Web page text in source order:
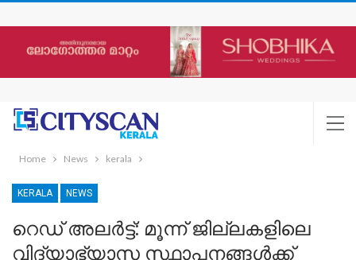
Home News kerala
KERALA NEWS
റെഡ് അലർട്ട്: മൂന്ന് ജില്ലകളിലെ
വിദ്യാഭ്യാസ സ്ഥാപനങ്ങൾക്ക്